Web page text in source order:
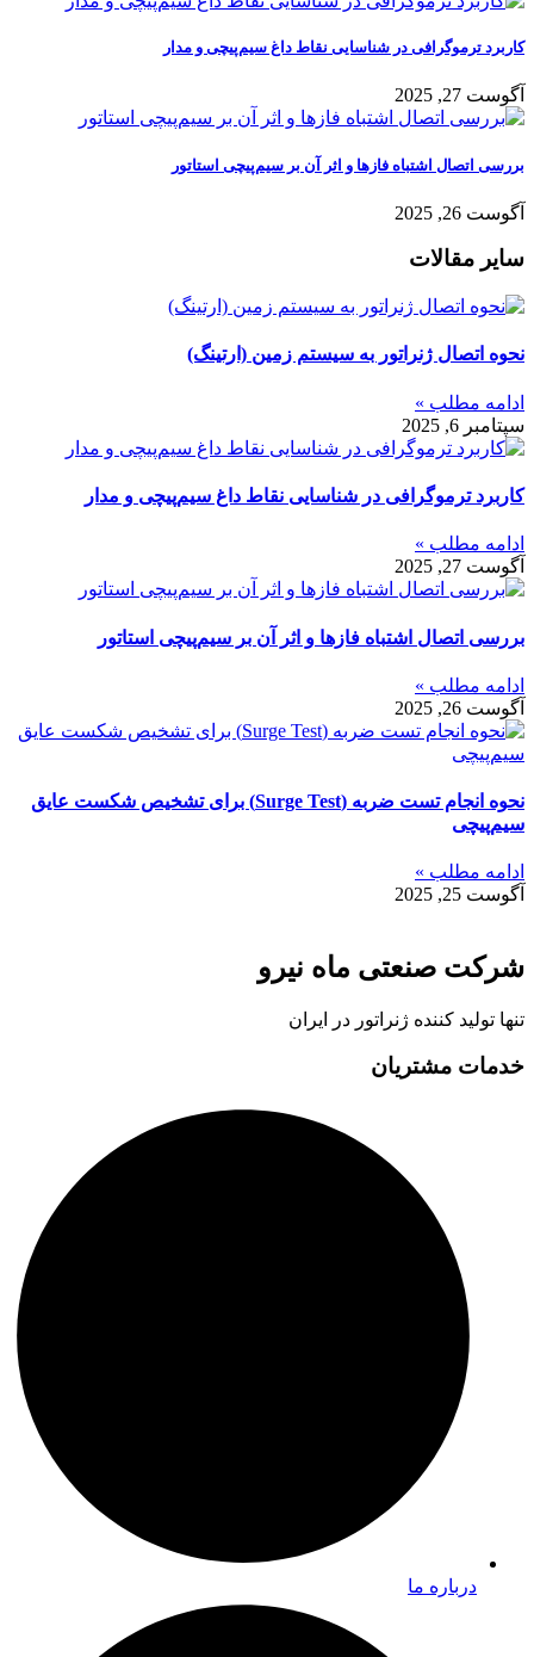
کاربرد ترموگرافی در شناسایی نقاط داغ سیم‌پیچی و مدار
آگوست 27, 2025
بررسی اتصال اشتباه فازها و اثر آن بر سیم‌پیچی استاتور
آگوست 26, 2025
سایر مقالات
نحوه اتصال ژنراتور به سیستم زمین (ارتینگ)
ادامه مطلب »
سپتامبر 6, 2025
کاربرد ترموگرافی در شناسایی نقاط داغ سیم‌پیچی و مدار
ادامه مطلب »
آگوست 27, 2025
بررسی اتصال اشتباه فازها و اثر آن بر سیم‌پیچی استاتور
ادامه مطلب »
آگوست 26, 2025
نحوه انجام تست ضربه (Surge Test) برای تشخیص شکست عایق
سیم‌پیچی
ادامه مطلب »
آگوست 25, 2025
شرکت صنعتی ماه نیرو
تنها تولید کننده ژنراتور در ایران
خدمات مشتریان
درباره ما